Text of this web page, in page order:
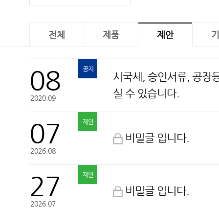
전체 제품 제안
08
2020.09
공지
시국세, 승인서류, 공장
실 수 있습니다.
07
2026.08
제안
비밀글 입니다.
27
2026.07
제안
비밀글 입니다.